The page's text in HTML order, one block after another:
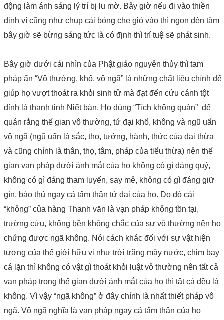
động làm ánh sáng lý trí bị lu mờ. Bây giờ nếu đi vào thiền
định ví cũng như chụp cái bóng che gió vào thì ngọn đèn tâm
bây giờ sẽ bừng sáng tức là có định thì trí tuệ sẽ phát sinh.
Bây giờ dưới cái nhìn của Phật giáo nguyên thủy thì tam
pháp ấn “Vô thường, khổ, vô ngã” là những chất liệu chính để
giúp họ vượt thoát ra khỏi sinh tử mà đạt đến cứu cánh tột
đỉnh là thanh tịnh Niết bàn. Họ dùng “Tích không quán” để
quán rằng thế gian vô thường, tứ đại khổ, không và ngũ uẩn
vô ngã (ngũ uẩn là sắc, thọ, tưởng, hành, thức của đại thừa
và cũng chính là thân, thọ, tâm, pháp của tiểu thừa) nên thế
gian vạn pháp dưới ánh mắt của họ không có gì đáng quý,
không có gì đáng tham luyến, say mê, không có gì đáng giữ
gìn, bảo thủ ngay cả tấm thân tứ đại của họ. Do đó cái
“không” của hàng Thanh văn là vạn pháp không tồn tại,
trường cửu, không bền không chắc của sự vô thường nên họ
chứng được ngã không. Nói cách khác đối với sự vật hiện
tượng của thế giới hữu vi như trời trăng mây nước, chim bay
cá lặn thì không có vật gì thoát khỏi luật vô thường nên tất cả
vạn pháp trong thế gian dưới ánh mắt của họ thì tât cả đều là
không. Vì vậy “ngã không” ở đây chính là nhất thiết pháp vô
ngã. Vô ngã nghĩa là vạn pháp ngay cả tấm thân của họ